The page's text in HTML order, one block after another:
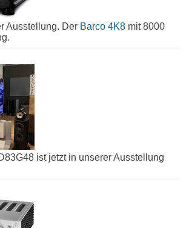
Ausstellung. Der Barco 4K8 mit 8000
ist jetzt in unserer Ausstellung